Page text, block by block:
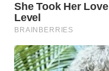
LISTRIK
MASYARAKAT
KELISTRIKAN